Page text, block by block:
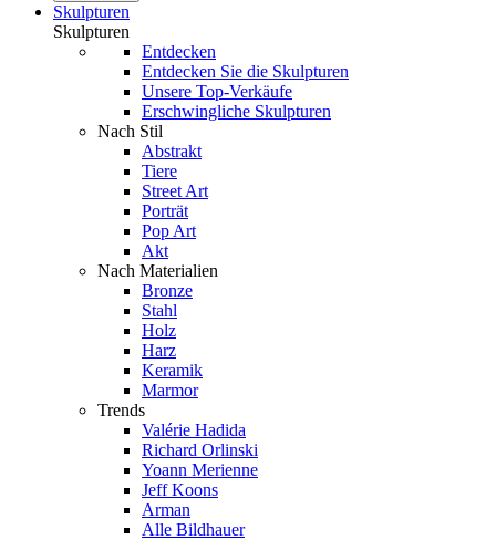
Skulpturen
Skulpturen
Entdecken
Entdecken Sie die Skulpturen
Unsere Top-Verkäufe
Erschwingliche Skulpturen
Nach Stil
Abstrakt
Tiere
Street Art
Porträt
Pop Art
Akt
Nach Materialien
Bronze
Stahl
Holz
Harz
Keramik
Marmor
Trends
Valérie Hadida
Richard Orlinski
Yoann Merienne
Jeff Koons
Arman
Alle Bildhauer